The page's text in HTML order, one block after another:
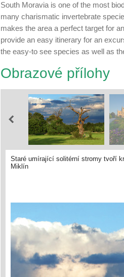
South Moravia is one of the most
many charismatic invertebrate
makes the area a perfect target for
provide an easy itinerary for an
the easy-to see species as well as
Obrazové přílohy
Staré umírající solitérní stromy tvoří
Miklín